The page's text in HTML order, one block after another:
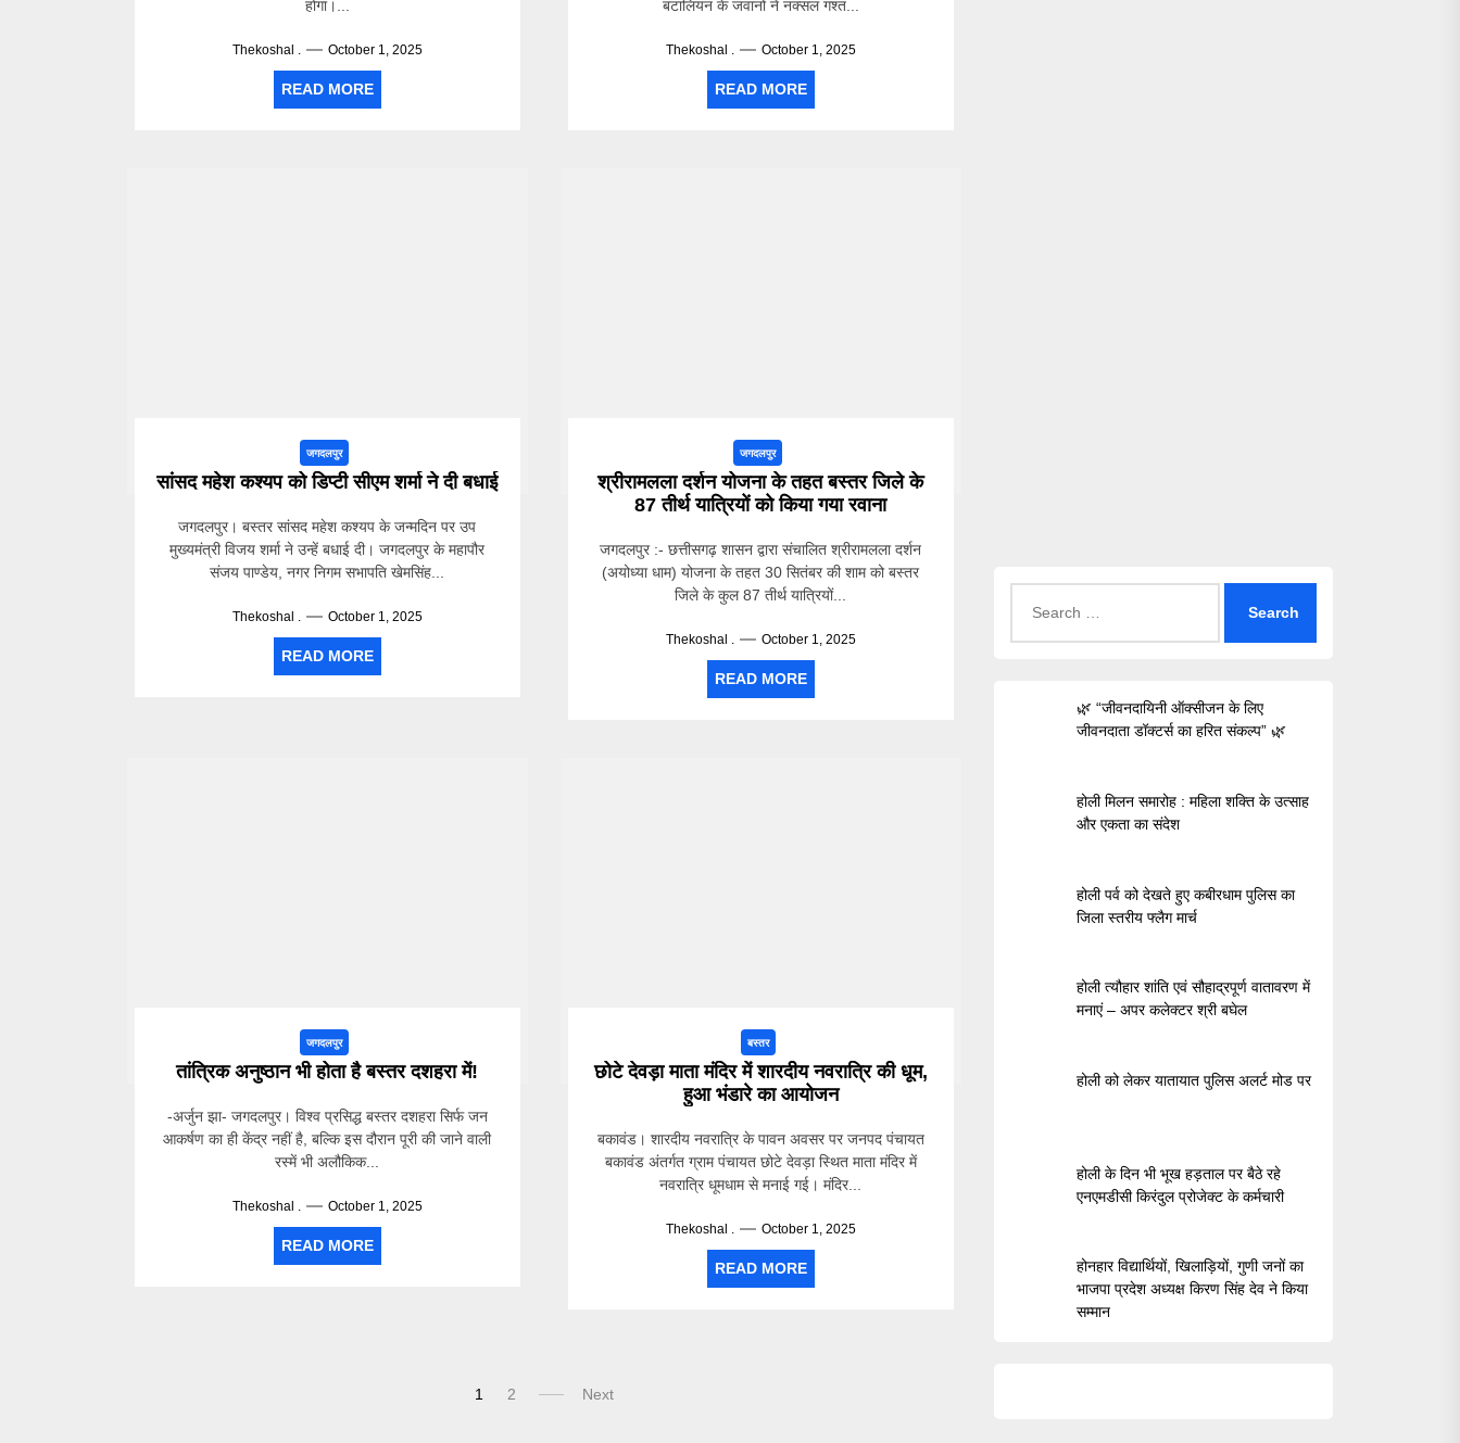
होगा।...
Thekoshal . October 1, 2025
READ MORE
बटालियन के जवानों ने नक्सल गश्त...
Thekoshal . October 1, 2025
READ MORE
जगदलपुर
सांसद महेश कश्यप को डिप्टी सीएम शर्मा ने दी बधाई
जगदलपुर। बस्तर सांसद महेश कश्यप के जन्मदिन पर उप
मुख्यमंत्री विजय शर्मा ने उन्हें बधाई दी। जगदलपुर के महापौर
संजय पाण्डेय, नगर निगम सभापति खेमसिंह...
Thekoshal . October 1, 2025
READ MORE
जगदलपुर
श्रीरामलला दर्शन योजना के तहत बस्तर जिले के
87 तीर्थ यात्रियों को किया गया रवाना
जगदलपुर :- छत्तीसगढ़ शासन द्वारा संचालित श्रीरामलला दर्शन
(अयोध्या धाम) योजना के तहत 30 सितंबर की शाम को बस्तर
जिले के कुल 87 तीर्थ यात्रियों...
Thekoshal . October 1, 2025
READ MORE
जगदलपुर
तांत्रिक अनुष्ठान भी होता है बस्तर दशहरा में!
-अर्जुन झा- जगदलपुर। विश्व प्रसिद्ध बस्तर दशहरा सिर्फ जन
आकर्षण का ही केंद्र नहीं है, बल्कि इस दौरान पूरी की जाने वाली
रस्में भी अलौकिक...
Thekoshal . October 1, 2025
READ MORE
बस्तर
छोटे देवड़ा माता मंदिर में शारदीय नवरात्रि की धूम,
हुआ भंडारे का आयोजन
बकावंड। शारदीय नवरात्रि के पावन अवसर पर जनपद पंचायत
बकावंड अंतर्गत ग्राम पंचायत छोटे देवड़ा स्थित माता मंदिर में
नवरात्रि धूमधाम से मनाई गई। मंदिर...
Thekoshal . October 1, 2025
READ MORE
1 2 Next
for:
🌿 “जीवनदायिनी ऑक्सीजन के लिए
जीवनदाता डॉक्टर्स का हरित संकल्प” 🌿
होली मिलन समारोह : महिला शक्ति के उत्साह
और एकता का संदेश
होली पर्व को देखते हुए कबीरधाम पुलिस का
जिला स्तरीय फ्लैग मार्च
होली त्यौहार शांति एवं सौहाद्रपूर्ण वातावरण में
मनाएं – अपर कलेक्टर श्री बघेल
होली को लेकर यातायात पुलिस अलर्ट मोड पर
होली के दिन भी भूख हड़ताल पर बैठे रहे
एनएमडीसी किरंदुल प्रोजेक्ट के कर्मचारी
होनहार विद्यार्थियों, खिलाड़ियों, गुणी जनों का
भाजपा प्रदेश अध्यक्ष किरण सिंह देव ने किया
सम्मान